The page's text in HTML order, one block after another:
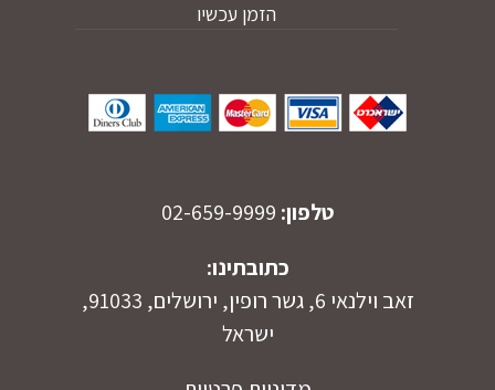
הזמן עכשיו
טלפון:
כתובתינו:
זאב וילנאי 6, גשר רופין, ירושלים, 91033,
ישראל